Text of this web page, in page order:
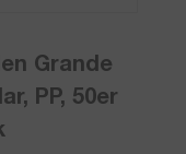
Grande
PP, 50er